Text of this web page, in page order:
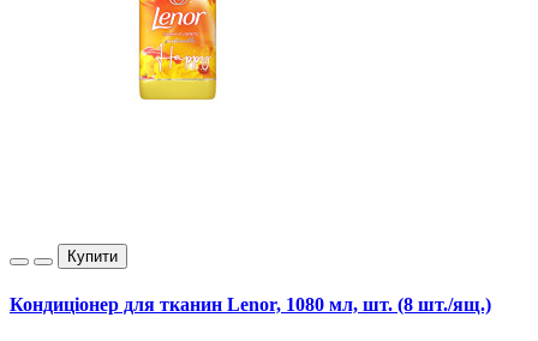
Купити
Кондиціонер для тканин Lenor, 1080 мл, шт. (8 шт./ящ.)